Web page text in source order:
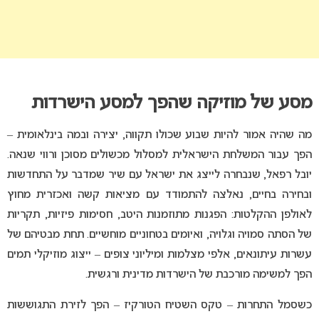
מסע של מוזיקה שהפך למסע הישרדות
מה שהיה אמור להיות שבוע שכולו תקווה, יצירה ובמה בינלאומית –
הפך עבור המשלחת הישראלית למסלול מכשולים מסוכן ורווי שנאה.
יובל רפאל, שנבחרה לייצג את ישראל עם שיר שמדבר על התחדשות
ובחירה בחיים, נאלצה להתמודד עם מציאות קשה ואכזרית מחוץ
לאולפן ההקלטות: הפגנות מתוזמנות היטב, חסימות פיזיות, תקריות
של הסתה סמויה וגלויה, ואיומים בטחוניים מוחשיים. תחת מבטיהם של
עשרות עיתונאים, אלפי מצלמות ומיליוני צופים – ייצוג מוזיקלי תמים
הפך למשימה מורכבת של הישרדות מדינית ורגשית.
כשסמל התחרות – טקס השטיח הטורקיז – הפך לזירת התגוששות